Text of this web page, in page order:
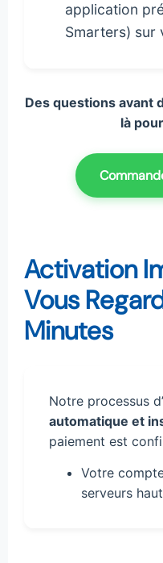
application
Smarters) sur
Des questions avant
là
Activation
Vous
Minutes
Notre processus
automatique et
paiement est
Votre
serveurs